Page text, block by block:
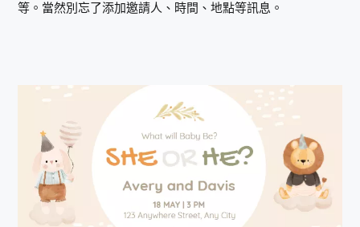
等。當然別忘了添加邀請人、時間、地點等訊息。